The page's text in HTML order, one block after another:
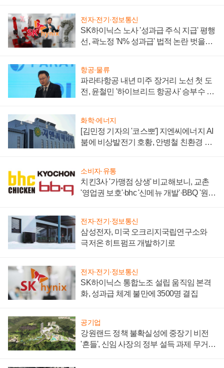
전자·전기·정보통신
SK하이닉스 노사 '성과급 주식 지급' 평행
선, 곽노정 'N% 성과급' 법적 논란 벗을지
항공·물류
파라타항공 내년 미주 장거리 노선 첫 도
전, 윤철민 '하이브리드 항공사' 승부수 통
화학·에너지
[김민정 기자의 '코스뽀'] 지엔씨에너지 AI
붐에 비상발전기 호황, 안병철 친환경 에
소비자·유통
치킨3사 '가맹점 상생' 비교해보니, 교촌
'영업권 보호'·bhc '신메뉴 개발'·BBQ '원가
전자·전기·정보통신
삼성전자, 미국 오크리지국립연구소와
극저온 히트펌프 개발하기로
전자·전기·정보통신
SK하이닉스 통합노조 설립 움직임 본격
화, 성과급 체계 불만에 3500명 결집
공기업
강원랜드 정책 불확실성에 중장기 비전
'흔들', 신임 사장의 정부 설득 과제 무거워